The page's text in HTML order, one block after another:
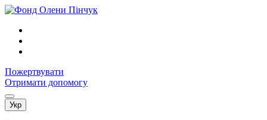
Пожертвувати
Отримати допомогу
Укр